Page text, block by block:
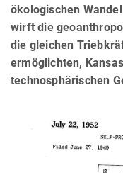
ökologischen
wirft die
die gleichen
ermöglichten,
technosphärischen